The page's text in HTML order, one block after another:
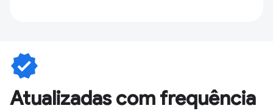
verified
Atualizadas com frequência